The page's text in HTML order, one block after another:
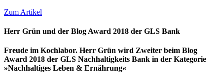
Zum Artikel
Herr Grün und der Blog Award 2018 der GLS Bank
Freude im Kochlabor. Herr Grün wird Zweiter beim Blog
Award 2018 der GLS Nachhaltigkeits Bank in der Kategorie
»Nachhaltiges Leben & Ernährung«